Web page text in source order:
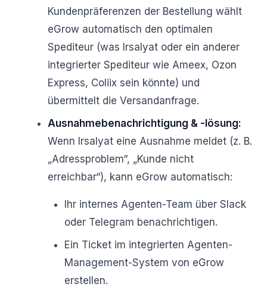
Kundenpräferenzen der Bestellung wählt
eGrow automatisch den optimalen
Spediteur (was Irsalyat oder ein anderer
integrierter Spediteur wie Ameex, Ozon
Express, Coliix sein könnte) und
übermittelt die Versandanfrage.
Ausnahmebenachrichtigung & -lösung:
Wenn Irsalyat eine Ausnahme meldet (z. B.
„Adressproblem“, „Kunde nicht
erreichbar“), kann eGrow automatisch:
Ihr internes Agenten-Team über Slack
oder Telegram benachrichtigen.
Ein Ticket im integrierten Agenten-
Management-System von eGrow
erstellen.